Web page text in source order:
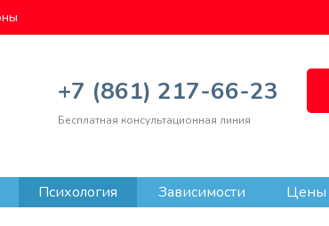
+7 (861) 217-66-23
Бесплатная консультационная линия
Психология Зависимости Цены